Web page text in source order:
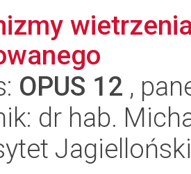
OPUS 12 ,
dr hab.